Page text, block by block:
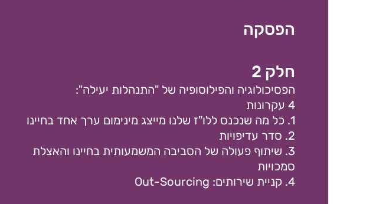
הפסקה
חלק 2
הפסיכולוגיה והפילוסופיה של "התנהלות יעילה":
4 עקרונות
1. כל מה שנכנס ללו"ז שלנו מייצג מינימום ערך אחד בחיינו
2. סדר עדיפויות
3. שיתוף פעולה של הסביבה המשמעותית בחיינו והאצלת
סמכויות
4. קניית שירותים: Out-Sourcing